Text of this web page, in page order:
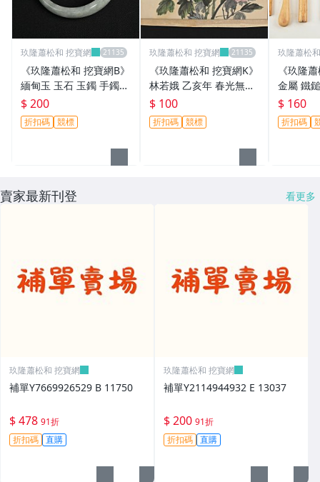
玖隆蕭松和 挖寶網
《玖隆蕭松和 挖寶網B》
緬甸玉 玉石 玉鐲 手鐲
手環 20.5圍 重約 61g (1
3184)
$ 200
折扣碼 競標
玖隆蕭松和 挖寶網
《玖隆蕭松和 挖寶網K》
林若娥 乙亥年 春光無限
花卉 書法彩墨畫(13357)
$ 100
折扣碼 競標
玖隆蕭松
《玖隆
金屬 鐵
膠錘 工
$ 160
折扣碼
賣家最新刊登 看更多
玖隆蕭松和 挖寶網
補單Y7669926529 B 11750
$ 478 91折
折扣碼 直購
玖隆蕭松和 挖寶網
補單Y2114944932 E 13037
$ 200 91折
折扣碼 直購